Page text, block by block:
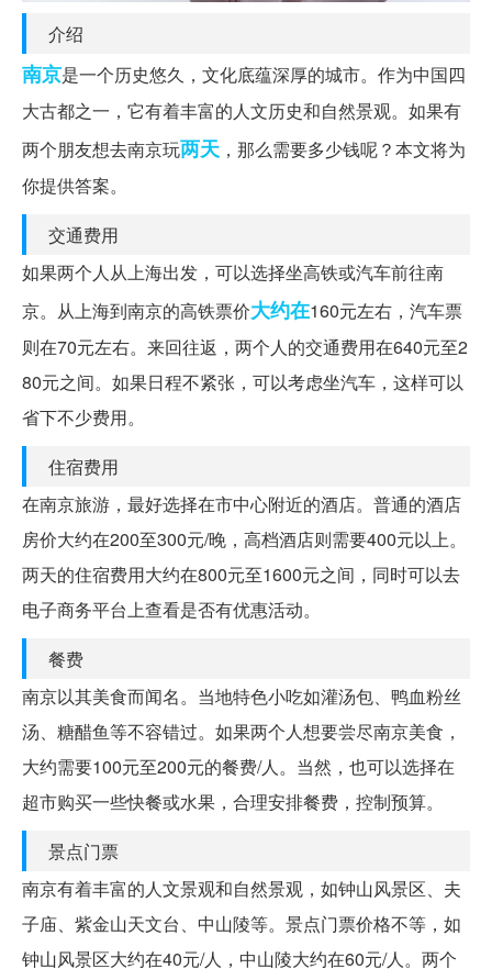
介绍
南京是一个历史悠久，文化底蕴深厚的城市。作为中国四
大古都之一，它有着丰富的人文历史和自然景观。如果有
两个朋友想去南京玩两天 ，那么需要多少钱呢？本文将为
你提供答案。
交通费用
如果两个人从上海出发，可以选择坐高铁或汽车前往南
京。从上海到南京的高铁票价大约在160元左右，汽车票
则在70元左右。来回往返，两个人的交通费用在640元至2
80元之间。如果日程不紧张，可以考虑坐汽车，这样可以
省下不少费用。
住宿费用
在南京旅游，最好选择在市中心附近的酒店。普通的酒店
房价大约在200至300元/晚，高档酒店则需要400元以上。
两天的住宿费用大约在800元至1600元之间，同时可以去
电子商务平台上查看是否有优惠活动。
餐费
南京以其美食而闻名。当地特色小吃如灌汤包、鸭血粉丝
汤、糖醋鱼等不容错过。如果两个人想要尝尽南京美食，
大约需要100元至200元的餐费/人。当然，也可以选择在
超市购买一些快餐或水果，合理安排餐费，控制预算。
景点门票
南京有着丰富的人文景观和自然景观，如钟山风景区、夫
子庙、紫金山天文台、中山陵等。景点门票价格不等，如
钟山风景区大约在40元/人，中山陵大约在60元/人。两个